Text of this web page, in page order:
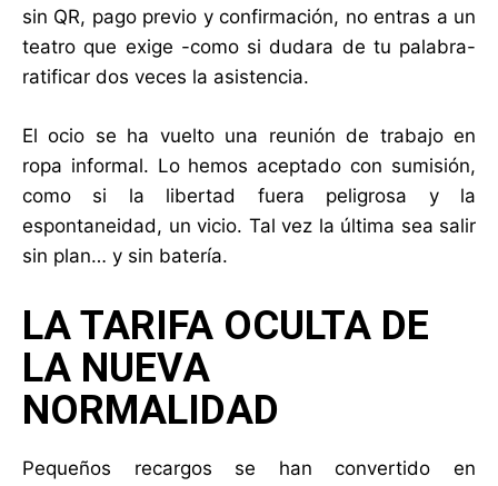
sin QR, pago previo y confirmación, no entras a un
teatro que exige -como si dudara de tu palabra-
ratificar dos veces la asistencia.
El ocio se ha vuelto una reunión de trabajo en
ropa informal. Lo hemos aceptado con sumisión,
como si la libertad fuera peligrosa y la
espontaneidad, un vicio. Tal vez la última sea salir
sin plan… y sin batería.
LA TARIFA OCULTA DE
LA NUEVA
NORMALIDAD
Pequeños recargos se han convertido en